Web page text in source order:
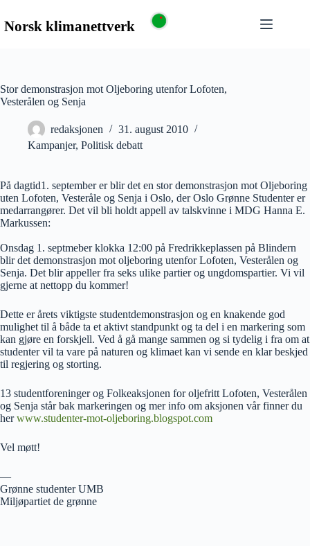
Stor demonstrasjon mot Oljeboring utenfor Lofoten,
Vesterålen og Senja
redaksjonen
31. august 2010
Kampanjer, Politisk debatt
På dagtid1. september er blir det en stor demonstrasjon mot Oljeboring
uten Lofoten, Vesteråle og Senja i Oslo, der Oslo Grønne Studenter er
medarrangører. Det vil bli holdt appell av talskvinne i MDG Hanna E.
Markussen:
Onsdag 1. septmeber klokka 12:00 på Fredrikkeplassen på Blindern
blir det demonstrasjon mot oljeboring utenfor Lofoten, Vesterålen og
Senja. Det blir appeller fra seks ulike partier og ungdomspartier. Vi vil
gjerne at nettopp du kommer!
Dette er årets viktigste studentdemonstrasjon og en knakende god
mulighet til å både ta et aktivt standpunkt og ta del i en markering som
kan gjøre en forskjell. Ved å gå mange sammen og si tydelig i fra om at
studenter vil ta vare på naturen og klimaet kan vi sende en klar beskjed
til regjering og storting.
13 studentforeninger og Folkeaksjonen for oljefritt Lofoten, Vesterålen
og Senja står bak markeringen og mer info om aksjonen vår finner du
herwww.studenter-mot-oljeboring.blogspot.com
Vel møtt!
—
Grønne studenter UMB
Miljøpartiet de grønne